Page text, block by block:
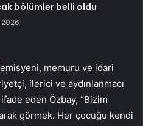
bölümler belli oldu
2026
memuru ve idari
ilerici ve aydınlanmacı
eden Özbay, “Bizim
görmek. Her çocuğu kendi